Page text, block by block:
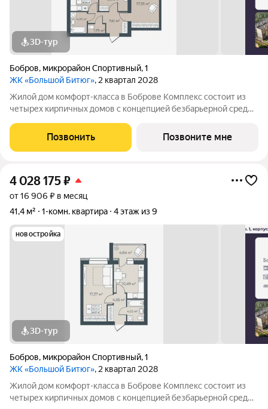
3D-тур
Бобров, микрорайон Спортивный,1
ЖК «Большой Битюг», 2 квартал 2028
Жилой дом комфорт-класса в Боброве Комплекс состоит из
четырех кирпичных домов с концепцией безбарьерной среды,
пожилых людей и родителей с колясками. Функциональное
использование квадратных
Позвонить Позвоните мне
4 028 175₽
от 16 906 ₽ в месяц
41,4 м²
1-комн. квартира 4 этаж из 9
новостройка
3D-тур
Бобров, микрорайон Спортивный,1
ЖК «Большой Битюг», 2 квартал 2028
Жилой дом комфорт-класса в Боброве Комплекс состоит из
четырех кирпичных домов с концепцией безбарьерной среды,